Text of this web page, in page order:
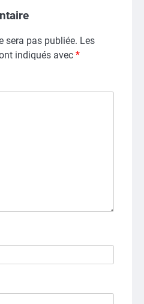
sera pas publiée. Les
indiqués avec *